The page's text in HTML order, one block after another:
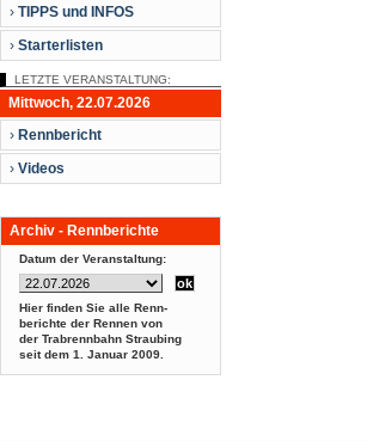
› TIPPS und INFOS
› Starterlisten
LETZTE VERANSTALTUNG:
Mittwoch, 22.07.2026
› Rennbericht
› Videos
Archiv - Rennberichte
Datum der Veranstaltung:
Hier finden Sie alle Renn-
berichte der Rennen von
der Trabrennbahn Straubing
seit dem 1. Januar 2009.